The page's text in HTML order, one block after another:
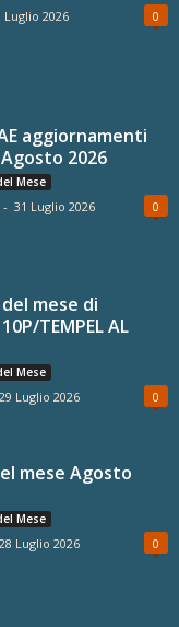
Luglio 2026 0
aggiornamenti
2026
Mese
- 31 Luglio 2026 0
mese di
TEMPEL AL
Mese
29 Luglio 2026 0
mese Agosto
Mese
28 Luglio 2026 0